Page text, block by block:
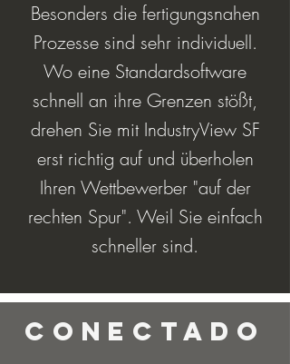
Besonders die fertigungsnahen
Prozesse sind sehr individuell.
Wo eine Standardsoftware
schnell an ihre Grenzen stößt,
drehen Sie mit IndustryView SF
erst richtig auf und überholen
Ihren Wettbewerber "auf der
rechten Spur". Weil Sie einfach
schneller sind.
Conectado